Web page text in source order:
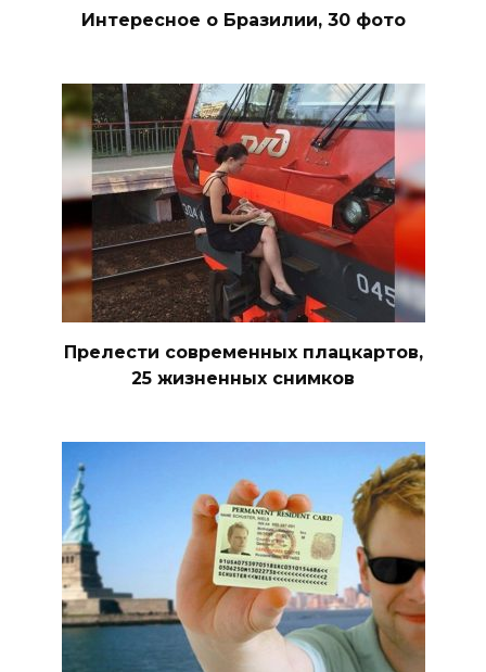
Интересное о Бразилии, 30 фото
Прелести современных плацкартов,
25 жизненных снимков